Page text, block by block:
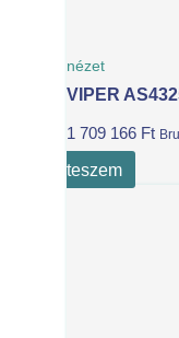
nézet
VIPER
1 709 166 Ft
teszem